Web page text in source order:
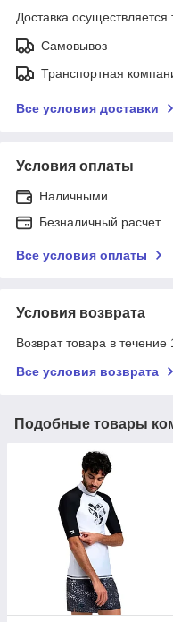
Доставка осуществляется
Самовывоз
Транспортная
Все условия доставки
Условия оплаты
Наличными
Безналичный расчет
Все условия оплаты
Условия возврата
Возврат товара в
Все условия возврата
Подобные товары